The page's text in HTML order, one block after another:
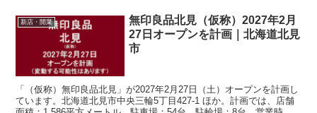
新店・開業
無印良品北見（仮称）2027年2月
27日オープンを計画｜北海道北見
市
「（仮称）無印良品北見」が2027年2月27日（土）オープンを計画し
ています。北海道北見市中央三輪5丁目427-1 ほか。計画では、店舗